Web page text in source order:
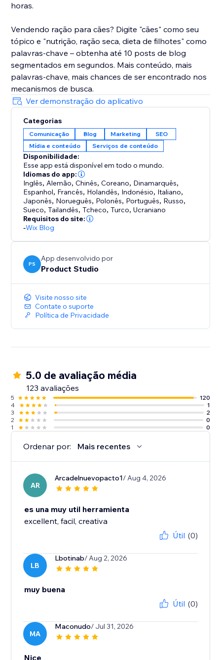
horas.
Vendendo ração para cães? Digite "cães" como seu
tópico e "nutrição, ração seca, dieta de filhotes" como
palavras-chave – obtenha até 10 posts de blog
segmentados em segundos. Mais conteúdo, mais
palavras-chave, mais chances de ser encontrado nos
mecanismos de busca.
Ver demonstração do aplicativo
Categorias
Comunicação Blog Marketing
SEO
Mídia e conteúdo
Serviços de conteúdo
Disponibilidade:
Esse app está disponível em todo o mundo.
Idiomas do app:
Inglês, Alemão,Chinês,Coreano, Dinamarquês,
Espanhol, Francês, Holandês, Indonésio, Italiano,
Japonês, Norueguês, Polonês, Português, Russo,
Sueco,Tailandês,Tcheco,Turco,Ucraniano
Requisitos do site:
-Wix Blog
PS
App desenvolvido por
Product Studio
Visite nosso site
Contate o suporte
Política de Privacidade
5.0 de avaliação média
123 avaliações
5
120
4
1
3
2
2
0
1
0
Ordenar por: Mais recentes
AR
Arcadelnuevopacto1/ Aug 4, 2026
es una muy util herramienta
excellent, facil, creativa
Útil (0)
LB
Lbotinab/ Aug 2, 2026
muy buena
Útil (0)
MA
Maconudo/ Jul 31, 2026
Nice